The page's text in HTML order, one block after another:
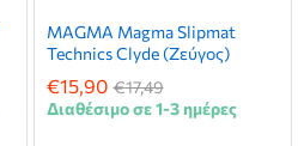
MAGMA Magma Slipmat
Technics Clyde (Ζεύγος)
€15,90 €17,49
Διαθέσιμο σε 1-3 ημέρες